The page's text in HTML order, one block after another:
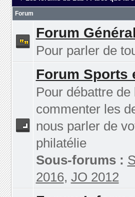
Forum
Forum Général
Pour parler de
Forum Sports
Pour débattre
commenter les
nous parler de
philatélie
Sous-forums :
2016, JO 2012